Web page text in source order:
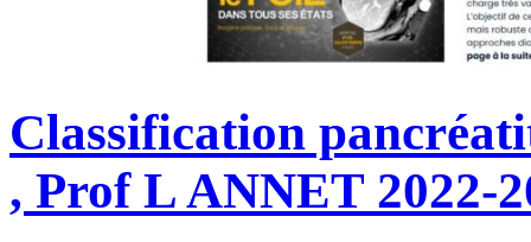
Classification
, Prof L ANNET 2022-